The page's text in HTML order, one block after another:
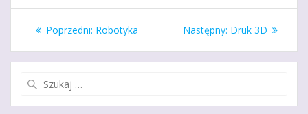
Nawigacja
wpisu
Poprzedni: Poprzedni
Robotyka Następny: Następny
Druk 3D